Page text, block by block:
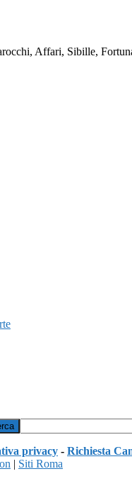
Affari, Sibille,
privacy - Richiesta
| Siti Roma